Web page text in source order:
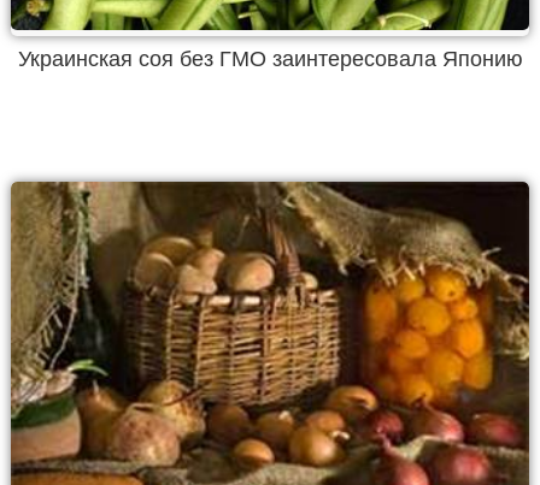
Украинская соя без ГМО заинтересовала Японию